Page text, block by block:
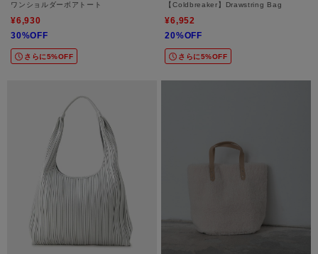
ワンショルダーボアトート
¥6,930
30%OFF
さらに5%OFF
【Coldbreaker】Drawstring Bag
¥6,952
20%OFF
さらに5%OFF